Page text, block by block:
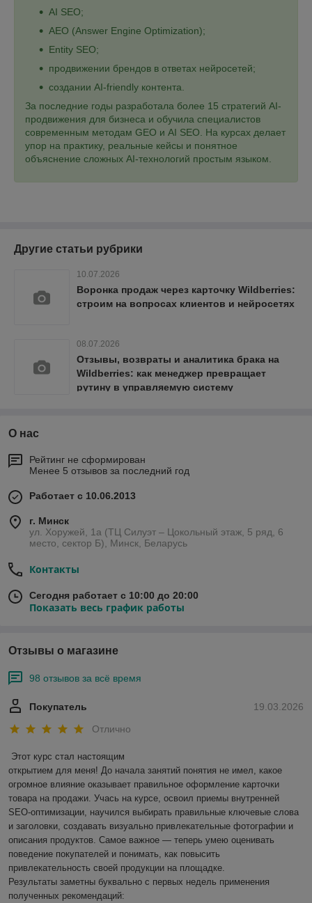
AI SEO;
AEO (Answer Engine Optimization);
Entity SEO;
продвижении брендов в ответах нейросетей;
создании AI-friendly контента.
За последние годы разработала более 15 стратегий AI-
продвижения для бизнеса и обучила специалистов
современным методам GEO и AI SEO. На курсах делает
упор на практику, реальные кейсы и понятное
объяснение сложных AI-технологий простым языком.
Другие статьи рубрики
10.07.2026
Воронка продаж через карточку Wildberries:
строим на вопросах клиентов и нейросетях
08.07.2026
Отзывы, возвраты и аналитика брака на
Wildberries: как менеджер превращает
рутину в управляемую систему
О нас
Рейтинг не сформирован
Менее 5 отзывов за последний год
Работает с 10.06.2013
г. Минск
ул. Хоружей, 1а (ТЦ Силуэт – Цокольный этаж, 5 ряд, 6
место, сектор Б), Минск, Беларусь
Контакты
Сегодня работает с 10:00 до 20:00
Показать весь график работы
Отзывы о магазине
98 отзывов за всё время
19.03.2026
Покупатель
Отлично
Этот курс стал настоящим
открытием для меня! До начала занятий понятия не имел, какое
огромное влияние оказывает правильное оформление карточки
товара на продажи. Учась на курсе, освоил приемы внутренней
SEO-оптимизации, научился выбирать правильные ключевые слова
и заголовки, создавать визуально привлекательные фотографии и
описания продуктов. Самое важное — теперь умею оценивать
поведение покупателей и понимать, как повысить
привлекательность своей продукции на площадке.
Результаты заметны буквально с первых недель применения
полученных рекомендаций: